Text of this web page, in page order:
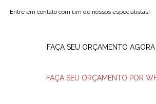
Entre em contato com um de nossos especialistas!
FAÇA SEU ORÇAMENTO
FAÇA SEU ORÇAMENTO POR